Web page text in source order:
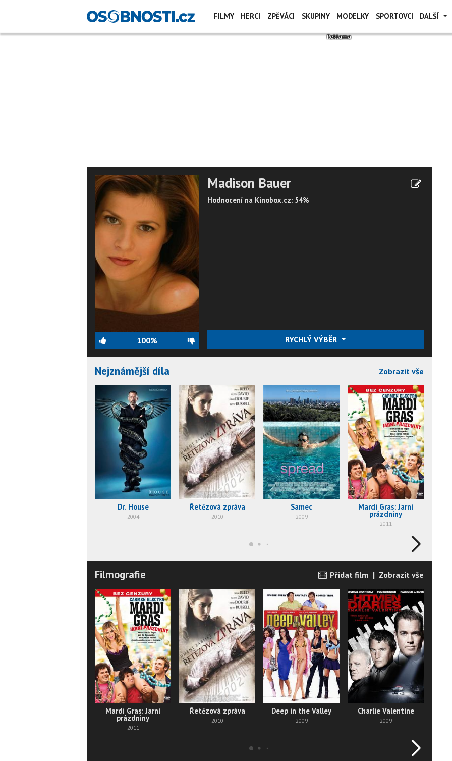
FILMY HERCI ZPĚVÁCI SKUPINY MODELKY SPORTOVCI DALŠÍ
100%
Madison Bauer
Hodnocení na Kinobox.cz: 54%
RYCHLÝ VÝBĚR
Nejznámější díla Zobrazit vše
Dr. House
2004
Řetězová zpráva
2010
Samec
2009
Mardi Gras: Jarní
prázdniny
2011
Filmografie Přidat film | Zobrazit vše
Mardi Gras: Jarní
prázdniny
2011
Řetězová zpráva
2010
Deep in the Valley
2009
Charlie Valentine
2009